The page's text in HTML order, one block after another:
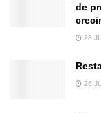
de
28
26